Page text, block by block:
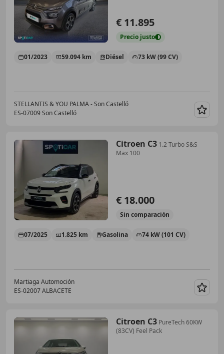
€ 11.895
Precio justo
01/2023 59.094 km Diésel 73 kW (99 CV)
STELLANTIS & YOU PALMA - Son Castelló
ES-07009 Son Castelló
Citroen C3 1.2 Turbo S&S
Max 100
€ 18.000
Sin comparación
07/2025 1.825 km Gasolina 74 kW (101 CV)
Martiaga Automoción
ES-02007 ALBACETE
Citroen C3 PureTech 60KW
(83CV) Feel Pack